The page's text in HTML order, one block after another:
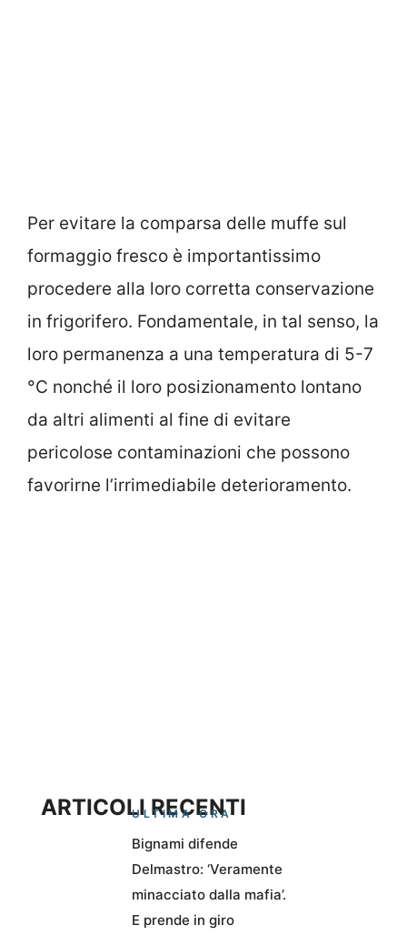
Per evitare la comparsa delle muffe sul
formaggio fresco è importantissimo
procedere alla loro corretta conservazione
in frigorifero. Fondamentale, in tal senso, la
loro permanenza a una temperatura di 5-7
°C nonché il loro posizionamento lontano
da altri alimenti al fine di evitare
pericolose contaminazioni che possono
favorirne l’irrimediabile deterioramento.
ARTICOLI RECENTI
ULTIMA ORA
Bignami difende
Delmastro: ‘Veramente
minacciato dalla mafia’.
E prende in giro